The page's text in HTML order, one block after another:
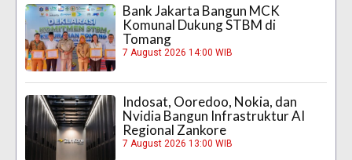
Bank Jakarta Bangun MCK
Komunal Dukung STBM di
Tomang
7 August 2026 14:00 WIB
Indosat, Ooredoo, Nokia, dan
Nvidia Bangun Infrastruktur AI
Regional Zankore
7 August 2026 13:00 WIB